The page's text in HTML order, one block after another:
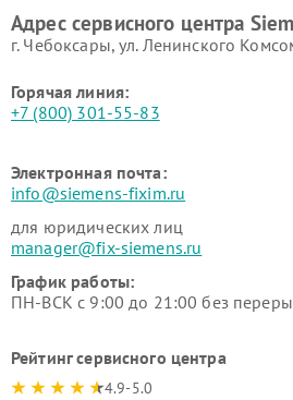
Siemens
Адрес сервисного центра
г. Чебоксары, ул. Ленинского
Горячая линия:
+7 (800) 301-55-83
Электронная почта:
info@siemens-fixim.ru
для юридических лиц
manager@fix-siemens.ru
График работы:
ПН-ВСК с 9:00 до 21:00 без
Рейтинг сервисного центра
4.9-5.0